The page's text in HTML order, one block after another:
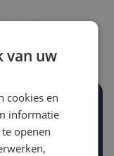
van uw
cookies en
informatie
openen